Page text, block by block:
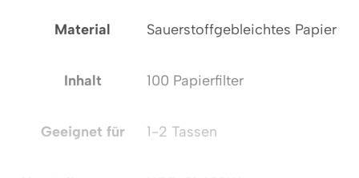
Material Sauerstoffgebleichtes Papier
Inhalt 100 Papierfilter
Geeignet für 1-2 Tassen